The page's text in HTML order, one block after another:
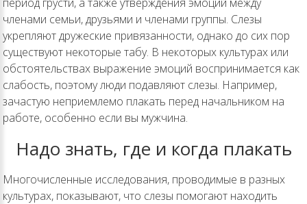
членами семьи, друзьями и членами группы. Слезы
укрепляют дружеские привязанности, однако до сих пор
существуют некоторые табу. В некоторых культурах или
обстоятельствах выражение эмоций воспринимается как
слабость, поэтому люди подавляют слезы. Например,
зачастую неприемлемо плакать перед начальником на
работе, особенно если вы мужчина.
Надо знать, где и когда плакать
Многочисленные исследования, проводимые в разных
культурах, показывают, что слезы помогают находить